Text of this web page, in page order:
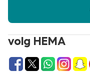
volg HEMA